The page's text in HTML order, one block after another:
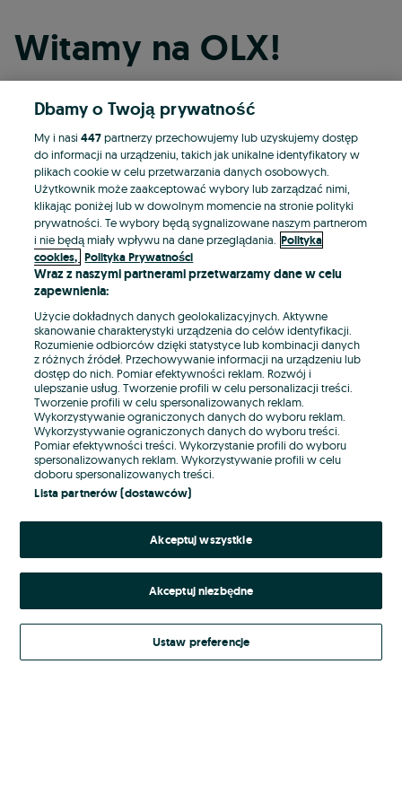
Witamy na OLX!
Kontynuuj przez Facebooka
Kontynuuj przez konto Apple
Kontynuuj przez konto Google
LUB
E-mail
Hasło
Nie pamiętasz hasła?
Zaloguj się
Kontynuując za pośrednictwem jednego z dostawców wskazanych powyżej,
Regulamin serwisuOLX.pl w jego aktualnym brzmieniu.
Dbamy o Twoją prywatność
My i nasi447partnerzy przechowujemy lub uzyskujemy dostęp
do informacji na urządzeniu, takich jak unikalne identyfikatory w
plikach cookie w celu przetwarzania danych osobowych.
Użytkownik może zaakceptować wybory lub zarządzać nimi,
klikając poniżej lub w dowolnym momencie na stronie polityki
prywatności. Te wybory będą sygnalizowane naszym partnerom
i nie będą miały wpływu na dane przeglądania. Polityka
cookies, Polityka Prywatności
Wraz z naszymi partnerami przetwarzamy dane w celu
zapewnienia:
Użycie dokładnych danych geolokalizacyjnych. Aktywne
skanowanie charakterystyki urządzenia do celów identyfikacji.
Rozumienie odbiorców dzięki statystyce lub kombinacji danych
z różnych źródeł. Przechowywanie informacji na urządzeniu lub
dostęp do nich. Pomiar efektywności reklam. Rozwój i
ulepszanie usług. Tworzenie profili w celu personalizacji treści.
Tworzenie profili w celu spersonalizowanych reklam.
Wykorzystywanie ograniczonych danych do wyboru reklam.
Wykorzystywanie ograniczonych danych do wyboru treści.
Pomiar efektywności treści. Wykorzystanie profili do wyboru
spersonalizowanych reklam. Wykorzystywanie profili w celu
doboru spersonalizowanych treści.
Lista partnerów (dostawców)
Akceptuj wszystkie
Akceptuj niezbędne
Ustaw preferencje